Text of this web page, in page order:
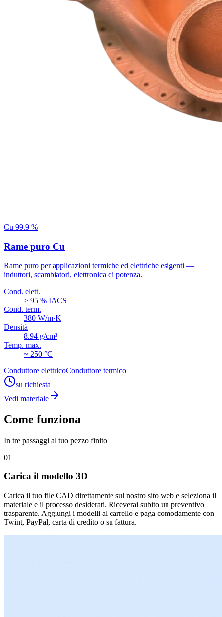
Cu 99.9 %
Rame puro Cu
Rame puro per applicazioni termiche ed elettriche esigenti —
induttori, scambiatori, elettronica di potenza.
Cond. elett.
≥ 95 % IACS
Cond. term.
380 W/m·K
Densità
8.94 g/cm³
Temp. max.
~ 250 °C
Conduttore elettricoConduttore termico
su richiesta
Vedi materiale
Come funziona
In tre passaggi al tuo pezzo finito
01
Carica il modello 3D
Carica il tuo file CAD direttamente sul nostro sito web e seleziona il
materiale e il processo desiderati. Riceverai subito un preventivo
trasparente. Aggiungi i modelli al carrello e paga comodamente con
Twint, PayPal, carta di credito o su fattura.